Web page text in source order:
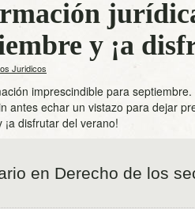
y ¡a
Juridicos
imprescindible para
antes echar un vistazo para dejar
disfrutar del verano!
en Derecho de los